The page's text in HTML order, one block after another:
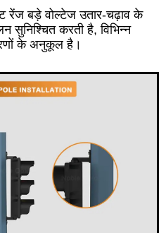
रेंज बड़े वोल्टेज उतार-चढ़ाव के
सुनिश्चित करती है, विभिन्न
के अनुकूल है।